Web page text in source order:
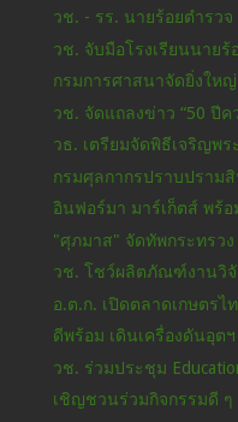
วช. - รร. นายร้อยตำรว
วช. จับมือโรงเรียนนายร้
กรมการศาสนาจัดยิ่งให
วช. จัดแถลงข่าว “50 ปี
วธ. เตรียมจัดพิธีเจริญพ
กรมศุลกากรปราบปราม
อินฟอร์มา มาร์เก็ตส์ พร้
"ศุภมาส" จัดทัพกระทรว
วช. โชว์ผลิตภัณฑ์งานวิจั
อ.ต.ก. เปิดตลาดเกษตร
ดีพร้อม เดินเครื่องดันอุต
วช. ร่วมประชุม
เชิญชวนร่วมกิจกรรมดี ๆ